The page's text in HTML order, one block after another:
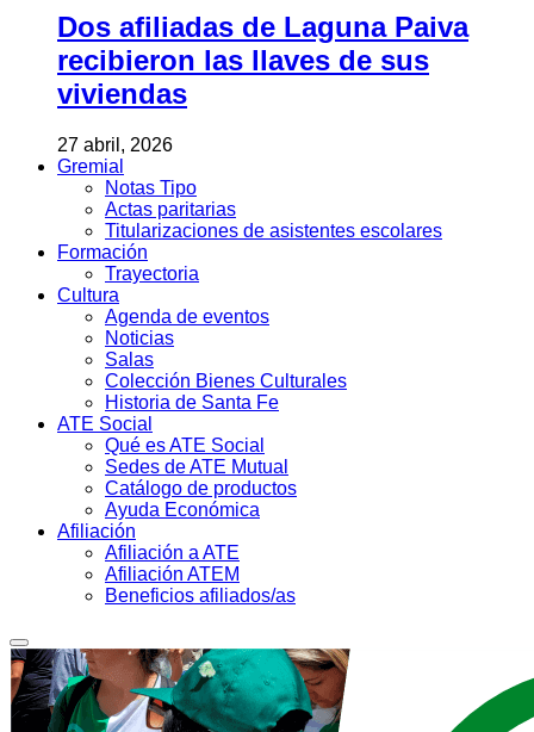
Dos afiliadas de Laguna Paiva
recibieron las llaves de sus
viviendas
27 abril, 2026
Gremial
Notas Tipo
Actas paritarias
Titularizaciones de asistentes escolares
Formación
Trayectoria
Cultura
Agenda de eventos
Noticias
Salas
Colección Bienes Culturales
Historia de Santa Fe
ATE Social
Qué es ATE Social
Sedes de ATE Mutual
Catálogo de productos
Ayuda Económica
Afiliación
Afiliación a ATE
Afiliación ATEM
Beneficios afiliados/as